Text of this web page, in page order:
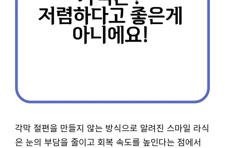
각막 절편을 만들지 않는 방식으로 알려진 스마일 라식
은 눈의 부담을 줄이고 회복 속도를 높인다는 점에서